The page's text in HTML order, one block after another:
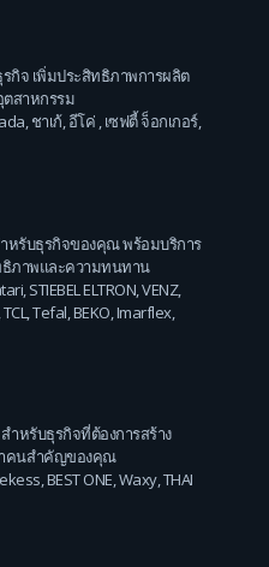
กิจ เพิ่มประสิทธิภาพการผลิต
สาหกรรม
,ชาเก้,อีโค่ ,เซฟตี้ จ็อกเกอร์,
หรับธุรกิจของคุณ พร้อมบริการ
ธิภาพและความทนทาน
STIEBEL ELTRON VENZ,
TCL Tefal BEKO Imarflex
หรับธุรกิจที่ต้องการสร้าง
าคนสำคัญของคุณ
,BEST ONE,Waxy,THAI